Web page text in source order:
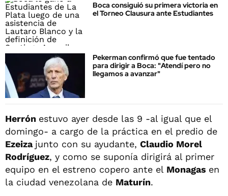
Boca consiguió su primera victoria en
el Torneo Clausura ante Estudiantes
Pekerman confirmó que fue tentado
para dirigir a Boca: "Atendí pero no
llegamos a avanzar"
Herrón estuvo ayer desde las 9 -al igual que el
domingo- a cargo de la práctica en el predio de
Ezeiza junto con su ayudante, Claudio Morel
Rodríguez, y como se suponía dirigirá al primer
equipo en el estreno copero ante el Monagas en
la ciudad venezolana de Maturín.